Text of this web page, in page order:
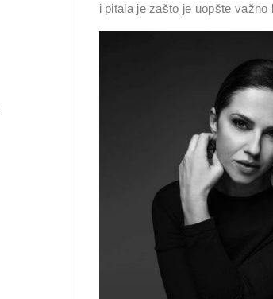
i pitala je zašto je uopšte važno